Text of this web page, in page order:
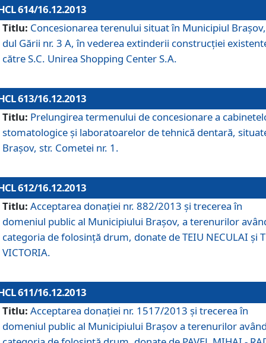
614/16.12.2013
Titlu: Concesionarea terenului situat în Municipiul
dul Gării nr. 3 A, în vederea extinderii construcţiei
către S.C. Unirea Shopping Center S.A.
613/16.12.2013
Titlu: Prelungirea termenului de concesionare a
stomatologice şi laboratoarelor de tehnică dentară,
Braşov, str. Cometei nr. 1.
612/16.12.2013
Titlu: Acceptarea donaţiei nr. 882/2013 şi trecerea în
domeniul public al Municipiului Braşov, a terenurilor
categoria de folosinţă drum, donate de TEIU NECULAI şi
VICTORIA.
611/16.12.2013
Titlu: Acceptarea donaţiei nr. 1517/2013 şi trecerea în
domeniul public al Municipiului Braşov a terenurilor